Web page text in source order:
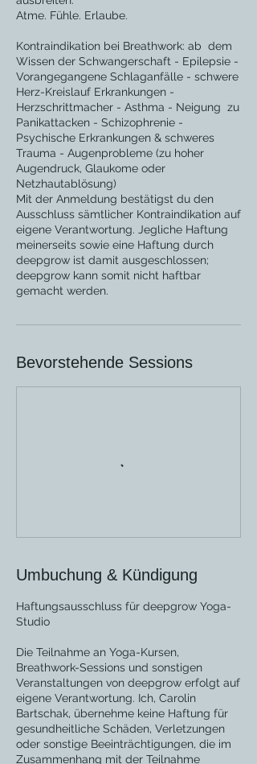
Atme. Fühle. Erlaube.
Kontraindikation bei Breathwork: ab dem
Wissen der Schwangerschaft - Epilepsie -
Vorangegangene Schlaganfälle - schwere
Herz-Kreislauf Erkrankungen -
Herzschrittmacher - Asthma - Neigung zu
Panikattacken - Schizophrenie -
Psychische Erkrankungen & schweres
Trauma - Augenprobleme (zu hoher
Augendruck, Glaukome oder
Netzhautablösung)
Mit der Anmeldung bestätigst du den
Ausschluss sämtlicher Kontraindikation auf
eigene Verantwortung. Jegliche Haftung
meinerseits sowie eine Haftung durch
deepgrow ist damit ausgeschlossen;
deepgrow kann somit nicht haftbar
gemacht werden.
Bevorstehende Sessions
Umbuchung & Kündigung
Haftungsausschluss für deepgrow Yoga-
Studio
Die Teilnahme an Yoga-Kursen,
Breathwork-Sessions und sonstigen
Veranstaltungen von deepgrow erfolgt auf
eigene Verantwortung. Ich, Carolin
Bartschak, übernehme keine Haftung für
gesundheitliche Schäden, Verletzungen
oder sonstige Beeinträchtigungen, die im
Zusammenhang mit der Teilnahme